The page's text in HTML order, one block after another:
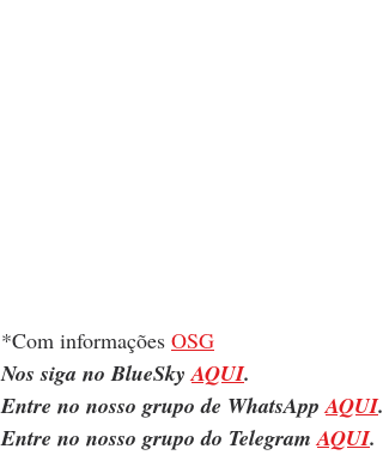
*Com informações OSG
Nos siga no BlueSky AQUI.
Entre no nosso grupo de WhatsApp AQUI.
Entre no nosso grupo do Telegram AQUI.